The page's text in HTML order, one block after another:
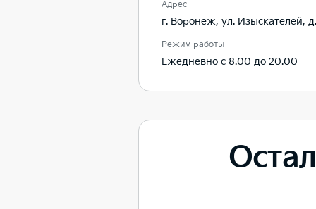
Адрес
г. Воронеж, ул. Изыскателей,
Режим работы
Ежедневно с 8.00 до 20.00